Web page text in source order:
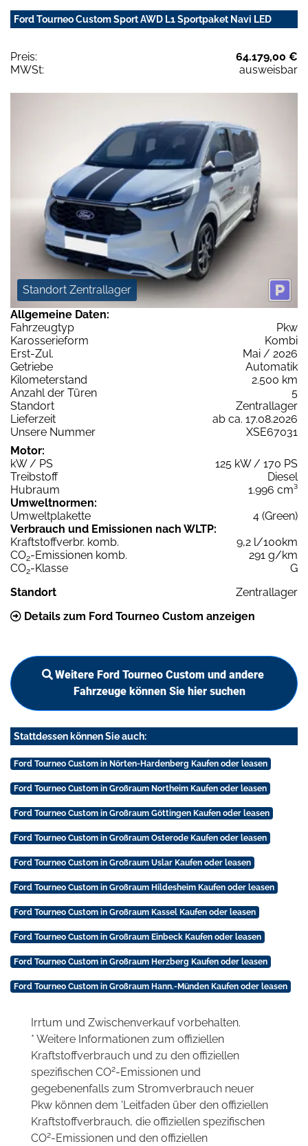
Ford Tourneo Custom Sport AWD L1 Sportpaket Navi LED
Preis:
64.179,00 €
MWSt:
ausweisbar
Standort Zentrallager
Allgemeine Daten:
Fahrzeugtyp
Pkw
Karosserieform
Kombi
Erst-Zul.
Mai / 2026
Getriebe
Automatik
Kilometerstand
2.500 km
Anzahl der Türen
5
Standort
Zentrallager
Lieferzeit
ab ca. 17.08.2026
Unsere Nummer
XSE67031
Motor:
kW / PS
125 kW / 170 PS
Treibstoff
Diesel
Hubraum
1.996 cm³
Umweltnormen:
Umweltplakette
4 (Green)
Verbrauch und Emissionen nach WLTP:
Kraftstoffverbr. komb.
9,2 l/100km
CO2-Emissionen komb.
291 g/km
CO2-Klasse
G
Standort
Zentrallager
Details zum Ford Tourneo Custom anzeigen
Weitere Ford Tourneo Custom und andere
Fahrzeuge können Sie hier suchen
Stattdessen können Sie auch:
Ford Tourneo Custom in Nörten-Hardenberg Kaufen oder leasen
Ford Tourneo Custom in Großraum Northeim Kaufen oder leasen
Ford Tourneo Custom in Großraum Göttingen Kaufen oder leasen
Ford Tourneo Custom in Großraum Osterode Kaufen oder leasen
Ford Tourneo Custom in Großraum Uslar Kaufen oder leasen
Ford Tourneo Custom in Großraum Hildesheim Kaufen oder leasen
Ford Tourneo Custom in Großraum Kassel Kaufen oder leasen
Ford Tourneo Custom in Großraum Einbeck Kaufen oder leasen
Ford Tourneo Custom in Großraum Herzberg Kaufen oder leasen
Ford Tourneo Custom in Großraum Hann.-Münden Kaufen oder leasen
Irrtum und Zwischenverkauf vorbehalten.
* Weitere Informationen zum offiziellen
Kraftstoffverbrauch und zu den offiziellen
spezifischen CO2-Emissionen und
gegebenenfalls zum Stromverbrauch neuer
Pkw können dem 'Leitfaden über den offiziellen
Kraftstoffverbrauch, die offiziellen spezifischen
CO2-Emissionen und den offiziellen